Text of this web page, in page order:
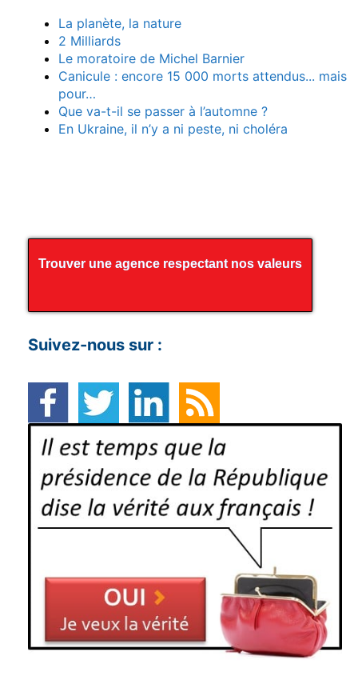
La planète, la nature
2 Milliards
Le moratoire de Michel Barnier
Canicule : encore 15 000 morts attendus... mais
pour…
Que va-t-il se passer à l’automne ?
En Ukraine, il n’y a ni peste, ni choléra
Trouver une agence respectant nos valeurs
Suivez-nous sur :